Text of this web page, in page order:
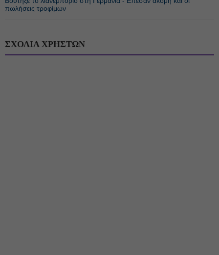
πωλήσεις τροφίμων
ΣΧΟΛΙΑ ΧΡΗΣΤΩΝ